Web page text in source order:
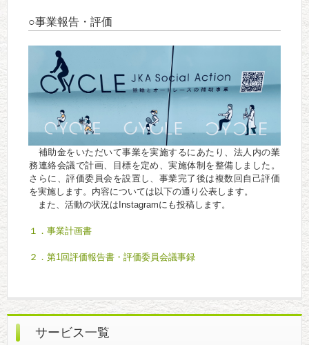
○事業報告・評価
補助金をいただいて事業を実施するにあたり、法人内の業
務連絡会議で計画、目標を定め、実施体制を整備しました。
さらに、評価委員会を設置し、事業完了後は複数回自己評価
を実施します。内容については以下の通り公表します。
また、活動の状況はInstagramにも投稿します。
１．事業計画書
２．第1回評価報告書・評価委員会議事録
サービス一覧